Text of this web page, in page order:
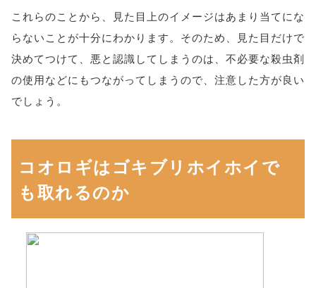
これらのことから、見た目上のイメージはあまり当てにな
らないことが十分にわかります。そのため、見た目だけで
決めてつけて、悪と認識してしまうのは、不必要な殺虫剤
の使用などにもつながってしまうので、注意した方が良い
でしょう。
コオロギはゴキブリホイホイで
も取れるのか